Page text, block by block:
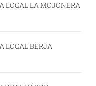
LOCAL LA MOJONERA
LOCAL BERJA